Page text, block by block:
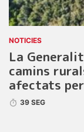
NOTICIES
La
camins
afectats
39 SEG